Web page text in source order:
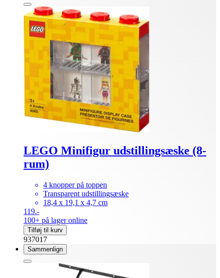
LEGO Minifigur udstillingsæske (8-
rum)
4 knopper på toppen
Transparent udstillingsæske
18,4 x 19,1 x 4,7 cm
119.-
100+ på lager online
Tilføj til kurv
937017
Sammenlign